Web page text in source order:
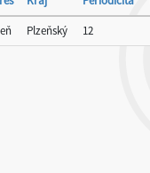
Plzeňský 12